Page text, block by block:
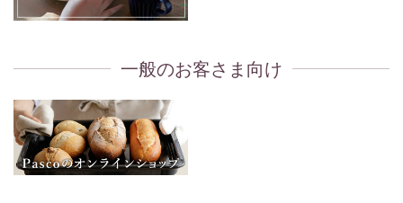
一般のお客さま向け